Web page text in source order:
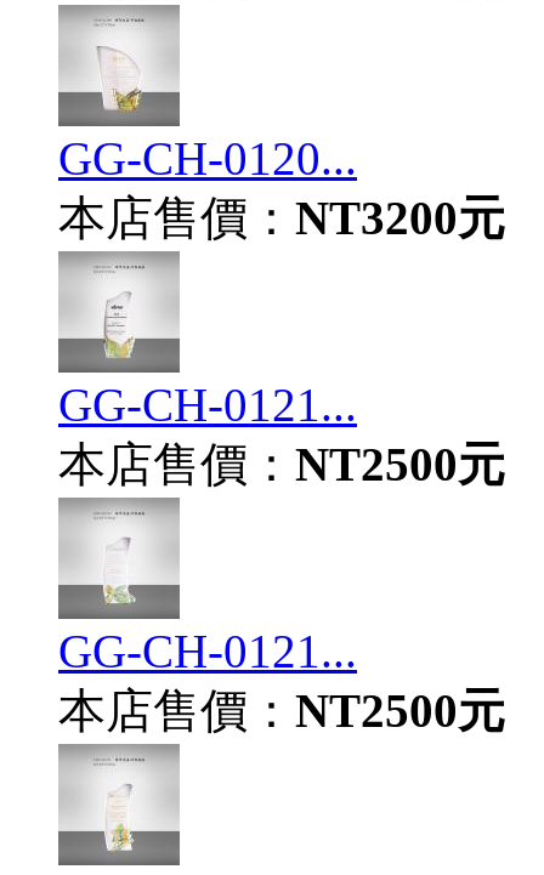
GG-CH-0120...
本店售價： NT3200元
GG-CH-0121...
本店售價： NT2500元
GG-CH-0121...
本店售價： NT2500元